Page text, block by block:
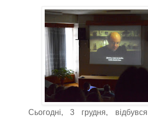
Сьогодні, 3 грудня,